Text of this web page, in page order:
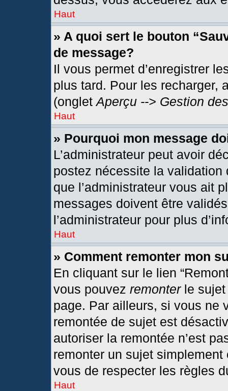
Haut
» A quoi sert le bouton
de message?
Il vous permet d’enregistrer
plus tard. Pour les recharger,
(ongletAperçu --> Gestion
Haut
» Pourquoi mon message
L’administrateur peut avoir
postez nécessite la
que l’administrateur vous ait
messages doivent être
l’administrateur pour plus
Haut
» Comment remonter mon
En cliquant sur le lien
vous pouvez remonterle sujet
page. Par ailleurs, si vous ne
remontée de sujet est
autoriser la remontée n’est
remonter un sujet
vous de respecter les règles
Haut